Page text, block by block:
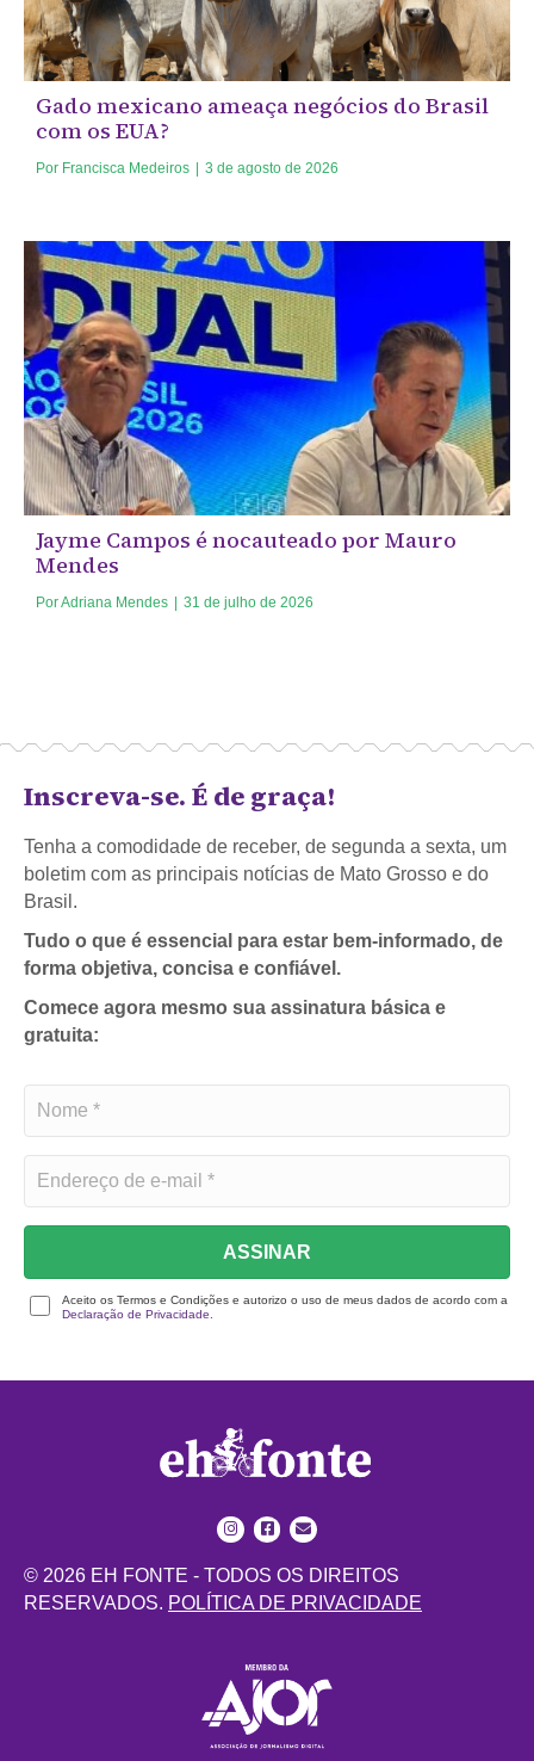
Gado mexicano ameaça negócios do Brasil
com os EUA?
Por Francisca Medeiros 3 de agosto de 2026
Jayme Campos é nocauteado por Mauro
Mendes
PorAdriana Mendes 31 de julho de 2026
Inscreva-se. É de graça!
Tenha a comodidade de receber, de segunda a sexta, um
boletim com as principais notícias de Mato Grosso e do
Brasil.
Tudo o que é essencial para estar bem-informado, de
forma objetiva, concisa e confiável.
Comece agora mesmo sua assinatura básica e
gratuita:
ASSINAR
Aceito os Termos e Condições e autorizo o uso de meus dados de acordo com a
Declaração de Privacidade.
© 2026 EH FONTE - TODOS OS DIREITOS
RESERVADOS. POLÍTICA DE PRIVACIDADE